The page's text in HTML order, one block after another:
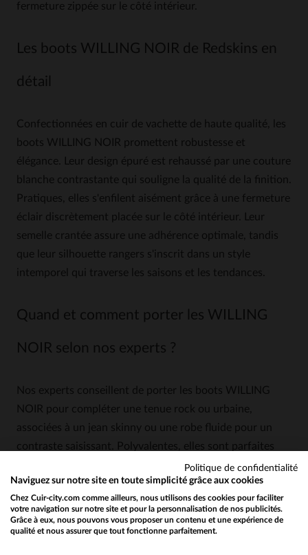
fermeture zippée sur le côté intérieur.
Les boots WILLING NOIR de Redskins en
détail
Confectionnées en cuir de vachette de haute qualité, les
boots WILLING NOIR promettent robustesse et
élégance. Leur design épuré est rehaussé par une couture
blanche contrastante qui souligne la qualité de la finition.
Pratiques, elles s'enfilent aisément grâce à une fermeture
éclair discrètement placée sur le côté intérieur. Leur
semelle crantée assure une adhérence optimale, tandis
que leur silhouette rangers s'inscrit dans un style
intemporel qui traverse les saisons et les tendances.
Quand et comment porter les WILLING
NOIR selon nos experts ?
Nos experts conseillent de porter les boots WILLING
NOIR pour compléter une tenue rock ou urbaine,
associées à un jean skinny ou une robe fluide pour un
contraste saisissant. Polyvalentes, elles sont parfaites
pour toutes les saisons et s'adapteront aussi bien à vos
looks d'automne qu'à vos tenues de printemps. Avec leur
couleur noire classique, elles s'associent facilement avec
diverses palettes de couleurs, ce qui en fait un
Would you like to be redirected to our English site?
Politique de confidentialité
Naviguez sur notre site en toute simplicité grâce aux cookies
Chez Cuir-city.com comme ailleurs, nous utilisons des cookies pour faciliter
votre navigation sur notre site et pour la personnalisation de nos publicités.
Grâce à eux, nous pouvons vous proposer un contenu et une expérience de
qualité et nous assurer que tout fonctionne parfaitement.